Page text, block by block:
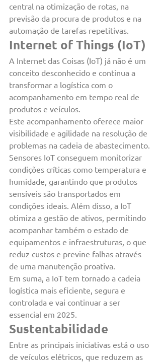
central na otimização de rotas, na
previsão da procura de produtos e na
automação de tarefas repetitivas.
Internet of Things (IoT)
A Internet das Coisas (IoT) já não é um
conceito desconhecido e continua a
transformar a logística com o
acompanhamento em tempo real de
produtos e veículos.
Este acompanhamento oferece maior
visibilidade e agilidade na resolução de
problemas na cadeia de abastecimento.
Sensores IoT conseguem monitorizar
condições críticas como temperatura e
humidade, garantindo que produtos
sensíveis são transportados em
condições ideais. Além disso, a IoT
otimiza a gestão de ativos, permitindo
acompanhar também o estado de
equipamentos e infraestruturas, o que
reduz custos e previne falhas através
de uma manutenção proativa.
Em suma, a IoT tem tornado a cadeia
logística mais eficiente, segura e
controlada e vai continuar a ser
essencial em 2025.
Sustentabilidade
Entre as principais iniciativas está o uso
de veículos elétricos, que reduzem as